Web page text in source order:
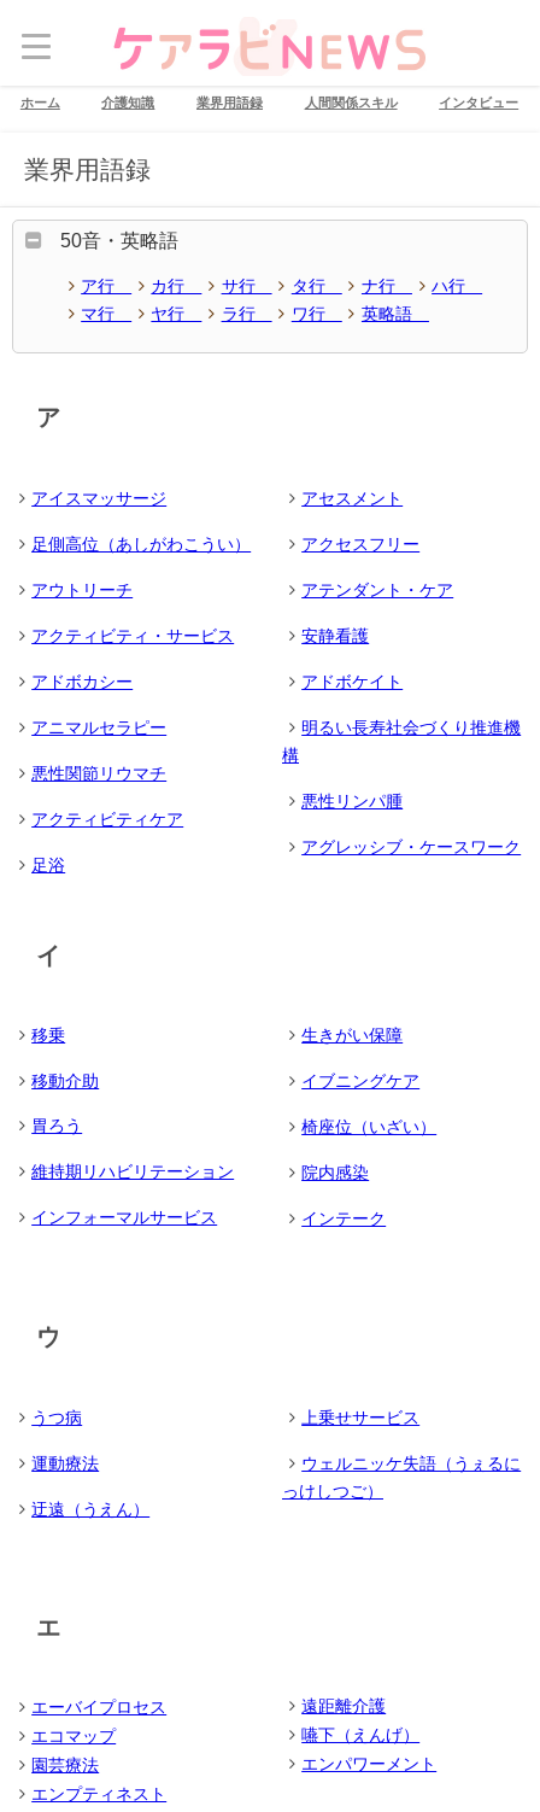
ホーム 介護知識 業界用語録 人間関係スキル インタビュー
業界用語録
50音・英略語
ア行 カ行 サ行 タ行 ナ行
ハ行
マ行
ヤ行 ラ行 ワ行 英略語
ア
アイスマッサージ
足側高位（あしがわこうい）
アウトリーチ
アクティビティ・サービス
アドボカシー
アニマルセラピー
悪性関節リウマチ
アクティビティケア
足浴
アセスメント
アクセスフリー
アテンダント・ケア
安静看護
アドボケイト
明るい長寿社会づくり推進機
構
悪性リンパ腫
アグレッシブ・ケースワーク
イ
移乗
移動介助
胃ろう
維持期リハビリテーション
インフォーマルサービス
生きがい保障
イブニングケア
椅座位（いざい）
院内感染
インテーク
ウ
うつ病
運動療法
迂遠（うえん）
上乗せサービス
ウェルニッケ失語（うぇるに
っけしつご）
エ
エーバイプロセス
エコマップ
園芸療法
エンプティネスト
遠距離介護
嚥下（えんげ）
エンパワーメント